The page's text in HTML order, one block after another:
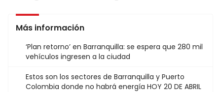
Más información
‘Plan retorno’ en Barranquilla: se espera que 280 mil
vehículos ingresen a la ciudad
Estos son los sectores de Barranquilla y Puerto
Colombia donde no habrá energía HOY 20 DE ABRIL